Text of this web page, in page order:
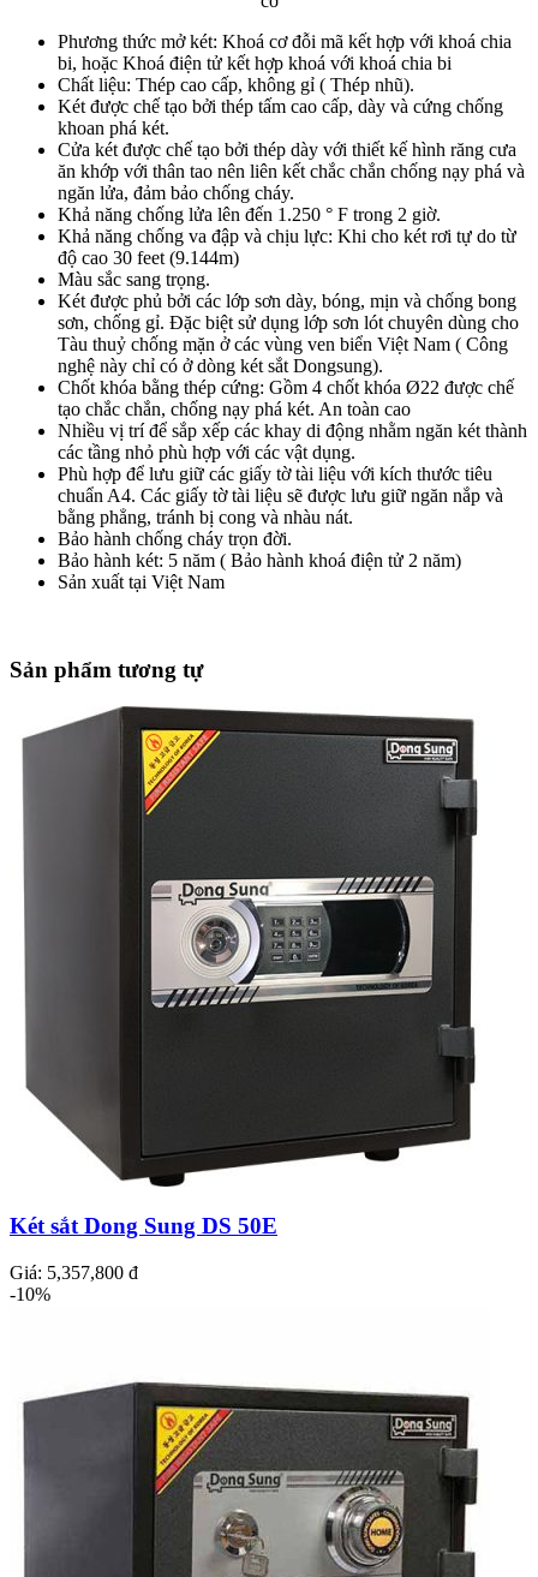
Phương thức mở két: Khoá cơ đỗi mã kết hợp với khoá chia
bi, hoặc Khoá điện tử kết hợp khoá với khoá chia bi
Chất liệu: Thép cao cấp, không gỉ ( Thép nhũ).
Két được chế tạo bởi thép tấm cao cấp, dày và cứng chống
khoan phá két.
Cửa két được chế tạo bởi thép dày với thiết kế hình răng cưa
ăn khớp với thân tao nên liên kết chắc chắn chống nạy phá và
ngăn lửa, đảm bảo chống cháy.
Khả năng chống lửa lên đến 1.250 ° F trong 2 giờ.
Khả năng chống va đập và chịu lực: Khi cho két rơi tự do từ
độ cao 30 feet (9.144m)
Màu sắc sang trọng.
Két được phủ bởi các lớp sơn dày, bóng, mịn và chống bong
sơn, chống gỉ. Đặc biệt sử dụng lớp sơn lót chuyên dùng cho
Tàu thuỷ chống mặn ở các vùng ven biển Việt Nam ( Công
nghệ này chỉ có ở dòng két sắt Dongsung).
Chốt khóa bằng thép cứng: Gồm 4 chốt khóa Ø22 được chế
tạo chắc chắn, chống nạy phá két. An toàn cao
Nhiều vị trí để sắp xếp các khay di động nhằm ngăn két thành
các tầng nhỏ phù hợp với các vật dụng.
Phù hợp để lưu giữ các giấy tờ tài liệu với kích thước tiêu
chuẩn A4. Các giấy tờ tài liệu sẽ được lưu giữ ngăn nắp và
bằng phẳng, tránh bị cong và nhàu nát.
Bảo hành chống cháy trọn đời.
Bảo hành két: 5 năm ( Bảo hành khoá điện tử 2 năm)
Sản xuất tại Việt Nam
Sản phẩm tương tự
Két sắt Dong Sung DS 50E
Giá: 5,357,800 đ
-10%